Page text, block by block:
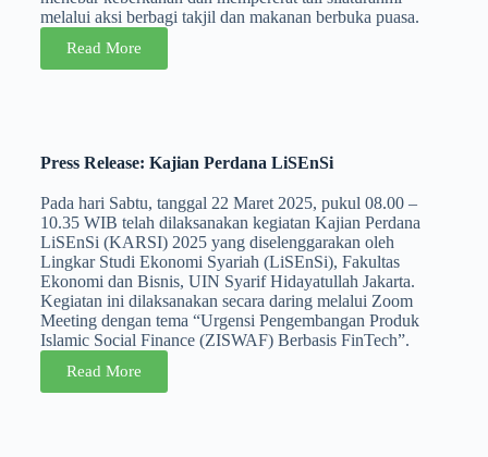
melalui aksi berbagi takjil dan makanan berbuka puasa.
Read More
Press Release: Kajian Perdana LiSEnSi
Pada hari Sabtu, tanggal 22 Maret 2025, pukul 08.00 –
10.35 WIB telah dilaksanakan kegiatan Kajian Perdana
LiSEnSi (KARSI) 2025 yang diselenggarakan oleh
Lingkar Studi Ekonomi Syariah (LiSEnSi), Fakultas
Ekonomi dan Bisnis, UIN Syarif Hidayatullah Jakarta.
Kegiatan ini dilaksanakan secara daring melalui Zoom
Meeting dengan tema “Urgensi Pengembangan Produk
Islamic Social Finance (ZISWAF) Berbasis FinTech”.
Read More